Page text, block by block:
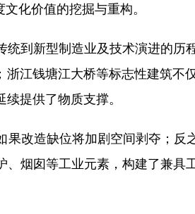
化价值的挖掘与重构。
新型制造业及技术演进的历
江钱塘江大桥等标志性建筑
提供了物质支撑。
造缺位将加剧空间剥夺；反
烟囱等工业元素，构建了兼